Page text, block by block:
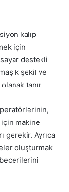
kalıp
için
destekli
şekil ve
tanır.
için makine
gerekir. Ayrıca
oluşturmak